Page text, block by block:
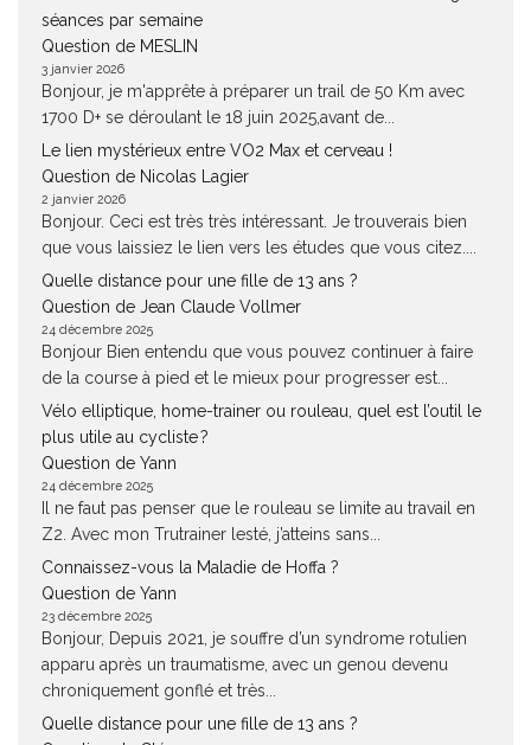
séances par semaine
Question de MESLIN
3 janvier 2026
Bonjour, je m'apprête à préparer un trail de 50 Km avec
1700 D+ se déroulant le 18 juin 2025,avant de...
Le lien mystérieux entre VO2 Max et cerveau !
Question de Nicolas Lagier
2 janvier 2026
Bonjour. Ceci est très très intéressant. Je trouverais bien
que vous laissiez le lien vers les études que vous citez....
Quelle distance pour une fille de 13 ans ?
Question de Jean Claude Vollmer
24 décembre 2025
Bonjour Bien entendu que vous pouvez continuer à faire
de la course à pied et le mieux pour progresser est...
Vélo elliptique, home-trainer ou rouleau, quel est l’outil le
plus utile au cycliste ?
Question de Yann
24 décembre 2025
Il ne faut pas penser que le rouleau se limite au travail en
Z2. Avec mon Trutrainer lesté, j’atteins sans...
Connaissez-vous la Maladie de Hoffa ?
Question de Yann
23 décembre 2025
Bonjour, Depuis 2021, je souffre d’un syndrome rotulien
apparu après un traumatisme, avec un genou devenu
chroniquement gonflé et très...
Quelle distance pour une fille de 13 ans ?